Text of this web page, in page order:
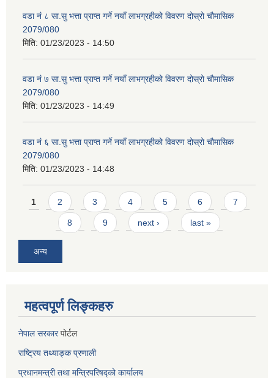
वडा नं ८ सा.सु भत्ता प्राप्त गर्ने नयाँ लाभग्रहीको विवरण दोस्रो चौमासिक
2079/080
मिति: 01/23/2023 - 14:50
वडा नं ७ सा.सु भत्ता प्राप्त गर्ने नयाँ लाभग्रहीको विवरण दोस्रो चौमासिक
2079/080
मिति: 01/23/2023 - 14:49
वडा नं ६ सा.सु भत्ता प्राप्त गर्ने नयाँ लाभग्रहीको विवरण दोस्रो चौमासिक
2079/080
मिति: 01/23/2023 - 14:48
Pages
1 2 3 4 5 6 7
8 9 next › last »
अन्य
महत्वपूर्ण लिङ्कहरु
नेपाल सरकारपोर्टल
राष्ट्रिय तथ्याङ्क प्रणाली
प्रधानमन्त्री तथा मन्त्रिपरिषद्को कार्यालय